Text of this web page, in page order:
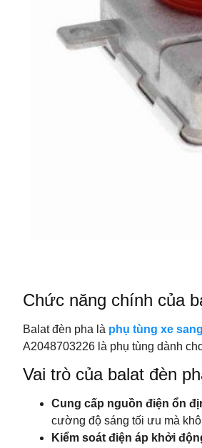
Chức năng chính của
Balat đèn pha là phụ tùng xe sang
A2048703226 là phụ tùng dành
Vai trò của balat đèn
Cung cấp nguồn điện ổn
cường độ sáng tối ưu mà
Kiểm soát điện áp khởi